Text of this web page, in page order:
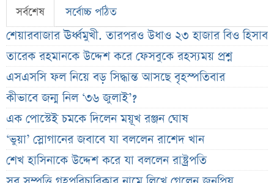
সর্বশেষ সর্বোচ্চ পঠিত
শেয়ারবাজার ঊর্ধ্বমুখী. তারপরও উধাও ২৩ হাজার বিও হিসাব
তারেক রহমানকে উদ্দেশ করে ফেসবুকে রহস্যময় প্রশ্ন
এসএসসি ফল নিয়ে বড় সিদ্ধান্ত আসছে বৃহস্পতিবার
কীভাবে জন্ম নিল ‘৩৬ জুলাই’?
এক পোস্টেই চমকে দিলেন ময়ূখ রঞ্জন ঘোষ
‘ভুয়া’ স্লোগানের জবাবে যা বললেন রাশেদ খান
শেখ হাসিনাকে উদ্দেশ করে যা বললেন রাষ্ট্রপতি